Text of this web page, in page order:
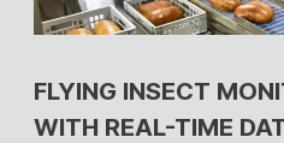
FLYING INSECT
WITH REAL-TIME